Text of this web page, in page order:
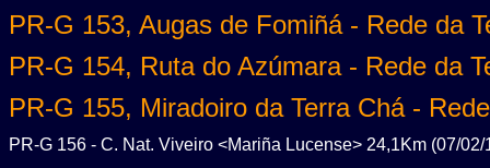
PR-G 153, Augas de Fomiñá - Rede da
PR-G 154, Ruta do Azúmara - Rede da
PR-G 155, Miradoiro da Terra Chá -
PR-G 156 - C. Nat. Viveiro <Mariña Lucense> 24,1Km (07/